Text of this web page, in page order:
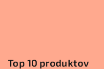
Top 10 produktov